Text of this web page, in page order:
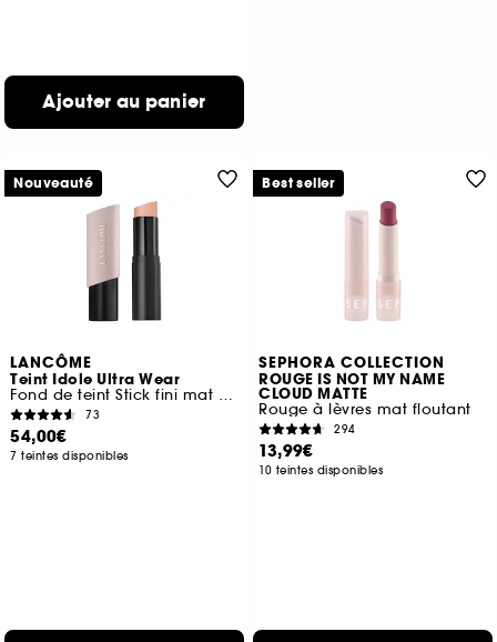
Ajouter au panier
LANCÔME
Teint Idole Ultra Wear
Fond de teint Stick fini mat naturel tenue 24h
73
54,00€
7 teintes disponibles
Nouveauté
SEPHORA COLLECTION
ROUGE IS NOT MY NAME
CLOUD MATTE
Rouge à lèvres mat floutant
294
13,99€
10 teintes disponibles
Best seller